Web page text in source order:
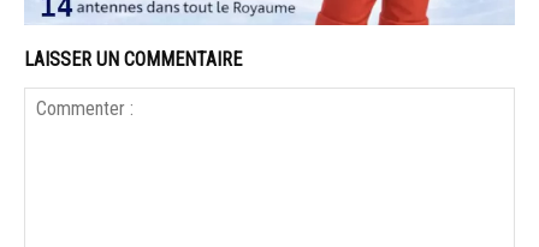
LAISSER UN COMMENTAIRE